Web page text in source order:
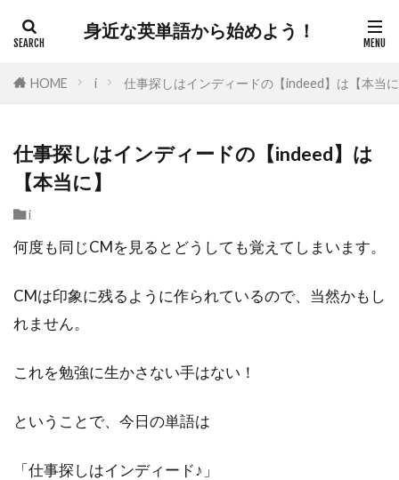
身近な英単語から始めよう！
HOME i 仕事探しはインディードの【indeed】は【本当
仕事探しはインディードの【indeed】は
【本当に】
i
何度も同じCMを見るとどうしても覚えてしまいます。
CMは印象に残るように作られているので、当然かもし
れません。
これを勉強に生かさない手はない！
ということで、今日の単語は
「仕事探しはインディード♪」